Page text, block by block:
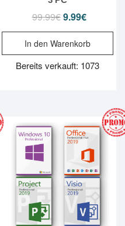
99.99€ Ursprünglicher
Preis
war:
99.99€
9.99€Aktueller
Preis
ist:
9.99€.
In den Warenkorb
Bereits verkauft: 1073